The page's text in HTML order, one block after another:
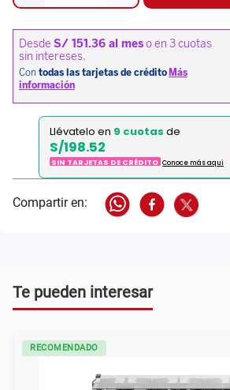
Llévatelo en 9 cuotas de
S/198.52
SIN TARJETAS DE CRÉDITO Conoce más aqui
Te pueden interesar
RECOMENDADO